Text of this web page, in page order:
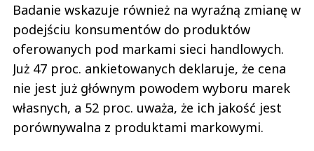
Badanie wskazuje również na wyraźną zmianę w
podejściu konsumentów do produktów
oferowanych pod markami sieci handlowych.
Już 47 proc. ankietowanych deklaruje, że cena
nie jest już głównym powodem wyboru marek
własnych, a 52 proc. uważa, że ich jakość jest
porównywalna z produktami markowymi.